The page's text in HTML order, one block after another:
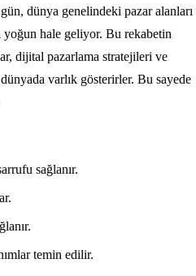
dünya genelindeki pazar alanları
yoğun hale geliyor. Bu rekabetin
dijital pazarlama stratejileri ve
varlık gösterirler. Bu sayede
sağlanır.
temin edilir.